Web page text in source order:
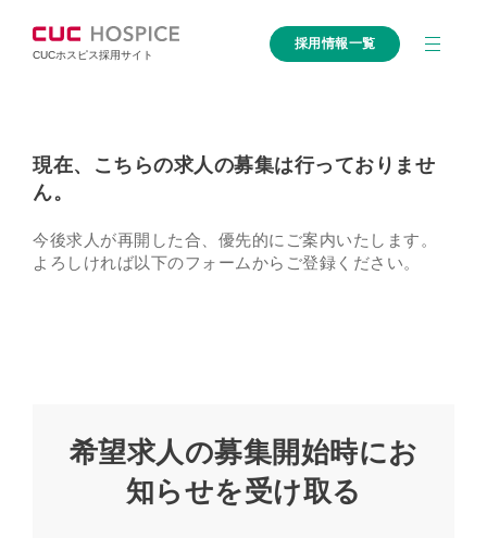
CUCホスピス採用サイト
採用情報一覧
現在、こちらの求人の募集は行っておりませ
ん。
今後求人が再開した合、優先的にご案内いたします。
よろしければ以下のフォームからご登録ください。
希望求人の募集開始時にお
知らせを受け取る